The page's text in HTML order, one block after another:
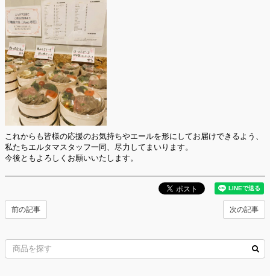
これからも皆様の応援のお気持ちやエールを形にしてお届けできるよう、
私たちエルタマスタッフ一同、尽力してまいります。
今後ともよろしくお願いいたします。
次の記事
前の記事